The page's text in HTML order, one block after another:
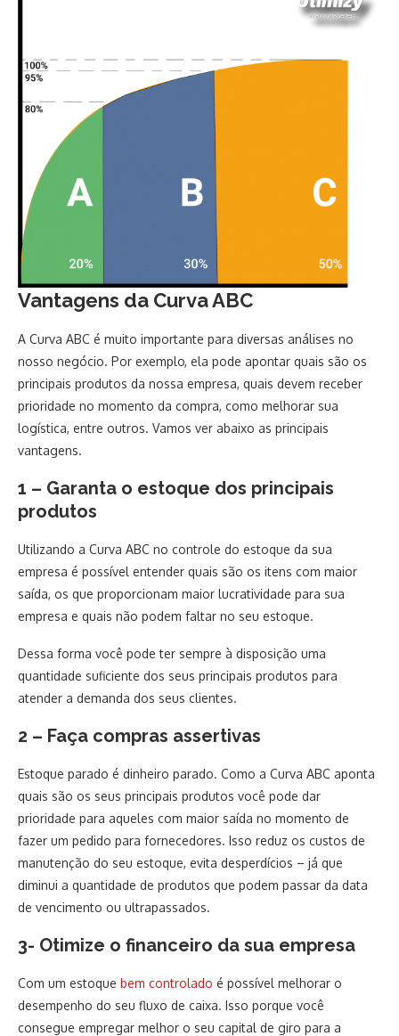
Vantagens da Curva ABC
A Curva ABC é muito importante para diversas análises no
nosso negócio. Por exemplo, ela pode apontar quais são os
principais produtos da nossa empresa, quais devem receber
prioridade no momento da compra, como melhorar sua
logística, entre outros. Vamos ver abaixo as principais
vantagens.
1 – Garanta o estoque dos principais
produtos
Utilizando a Curva ABC no controle do estoque da sua
empresa é possível entender quais são os itens com maior
saída, os que proporcionam maior lucratividade para sua
empresa e quais não podem faltar no seu estoque.
Dessa forma você pode ter sempre à disposição uma
quantidade suficiente dos seus principais produtos para
atender a demanda dos seus clientes.
2 – Faça compras assertivas
Estoque parado é dinheiro parado. Como a Curva ABC aponta
quais são os seus principais produtos você pode dar
prioridade para aqueles com maior saída no momento de
fazer um pedido para fornecedores. Isso reduz os custos de
manutenção do seu estoque, evita desperdícios – já que
diminui a quantidade de produtos que podem passar da data
de vencimento ou ultrapassados.
3- Otimize o financeiro da sua empresa
Com um estoque bem controlado é possível melhorar o
desempenho do seu fluxo de caixa. Isso porque você
consegue empregar melhor o seu capital de giro para a